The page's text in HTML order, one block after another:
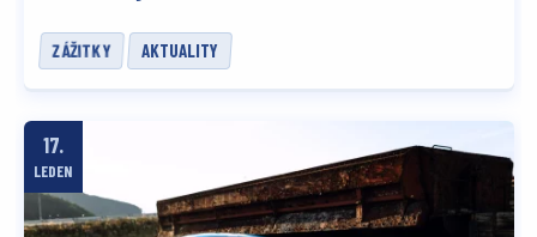
ZÁŽITKY AKTUALITY
17.
LEDEN